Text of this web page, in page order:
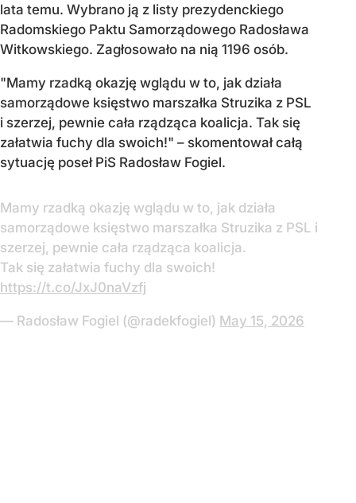
lata temu. Wybrano ją z listy prezydenckiego
Radomskiego Paktu Samorządowego Radosława
Witkowskiego. Zagłosowało na nią 1196 osób.
"Mamy rzadką okazję wglądu w to, jak działa
samorządowe księstwo marszałka Struzika z PSL
i szerzej, pewnie cała rządząca koalicja. Tak się
załatwia fuchy dla swoich!" – skomentował całą
sytuację poseł PiS Radosław Fogiel.
Mamy rzadką okazję wglądu w to, jak działa
samorządowe księstwo marszałka Struzika z PSL i
szerzej, pewnie cała rządząca koalicja.
Tak się załatwia fuchy dla swoich!
https://t.co/JxJ0naVzfj
— Radosław Fogiel (@radekfogiel) May 15, 2026